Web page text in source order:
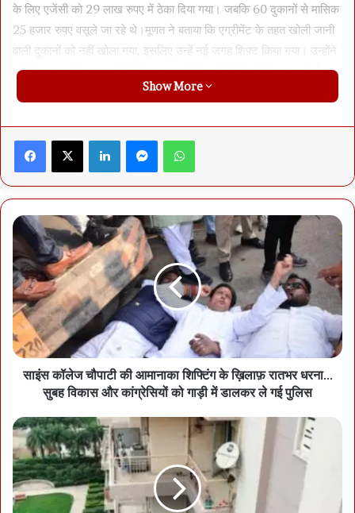
के लिए एजेंसी को 29 लाख रुपए में ठेका दिया गया। जबकि 60 दुकानों से मासिक
25 हजार रुपए वसूले जा रहे थे।मूणत ने बताया कि एग्रीमेंट के तहत खोली जानी
वाली दुकानों को नहीं खोला गया, इसलिए उन्हें नई जगह शिफ्ट किया गया। उन्होंने
कांग्रेस पर आरोप लगाया कि वे केवल राजनीतिक मुद्दे के लिए विरोध कर रहे हैं।
रायपुर की मेयर मीनल चौबे ने कहा कि नगर निगम शुरू से ही अवैध चौपाटी के
विरोध में था। उन्होंने बताया कि चौपाटी की 60 दुकानों को किराए पर दिया गया था
पर जल्द ही नालंदा परिसर का निर्माण किया जाएगा।
Show More
Facebook X LinkedIn
साइंस कॉलेज चौपाटी की आमानाका शिफ्टिंग के ख़िलाफ़ रातभर धरना…
सुबह विकास और कांग्रेसियों को गाड़ी में डालकर ले गई पुलिस